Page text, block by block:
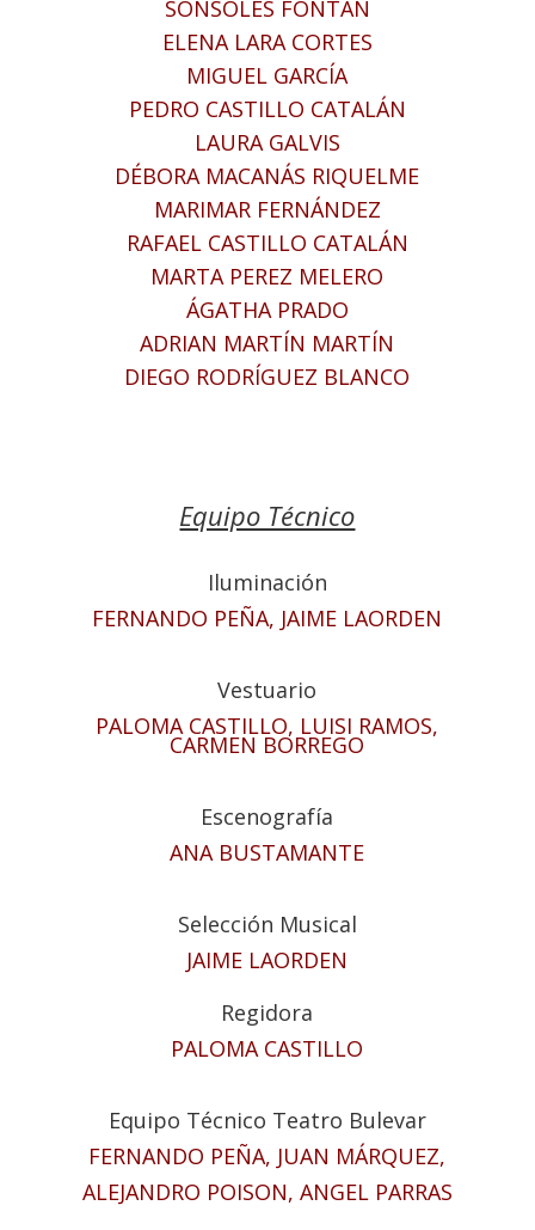
SONSOLES FONTÁN
ELENA LARA CORTES
MIGUEL GARCÍA
PEDRO CASTILLO CATALÁN
LAURA GALVIS
DÉBORA MACANÁS RIQUELME
MARIMAR FERNÁNDEZ
RAFAEL CASTILLO CATALÁN
MARTA PEREZ MELERO
ÁGATHA PRADO
ADRIAN MARTÍN MARTÍN
DIEGO RODRÍGUEZ BLANCO
Equipo Técnico
Iluminación
FERNANDO PEÑA, JAIME LAORDEN
Vestuario
PALOMA CASTILLO, LUISI RAMOS,
CARMEN BORREGO
Escenografía
ANA BUSTAMANTE
Selección Musical
JAIME LAORDEN
Regidora
PALOMA CASTILLO
Equipo Técnico Teatro Bulevar
FERNANDO PEÑA, JUAN MÁRQUEZ,
ALEJANDRO POISON, ANGEL PARRAS